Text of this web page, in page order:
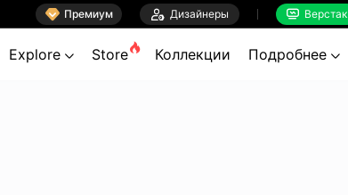
 Премиум  Дизайнеры  Верстак
Explore  Store Коллекции Подробнее 